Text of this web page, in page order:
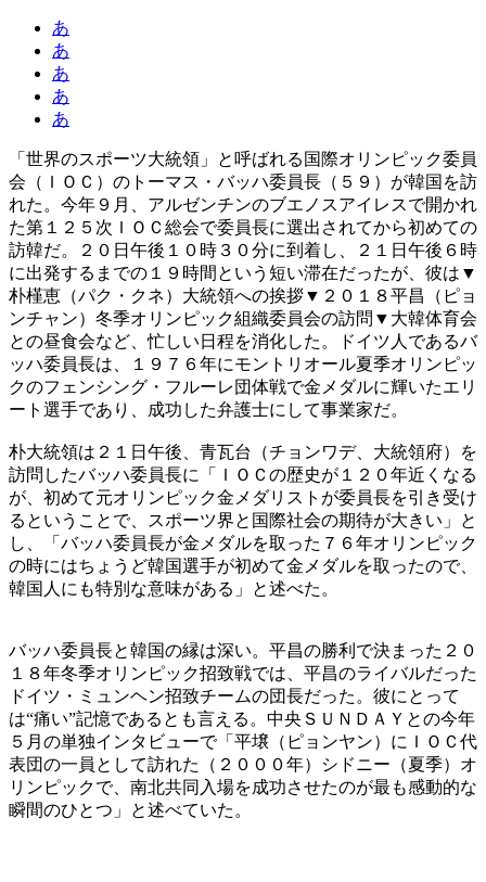
あ
あ
あ
あ
あ
「世界のスポーツ大統領」と呼ばれる国際オリンピック委員
会（ＩＯＣ）のトーマス・バッハ委員長（５９）が韓国を訪
れた。今年９月、アルゼンチンのブエノスアイレスで開かれ
た第１２５次ＩＯＣ総会で委員長に選出されてから初めての
訪韓だ。２０日午後１０時３０分に到着し、２１日午後６時
に出発するまでの１９時間という短い滞在だったが、彼は▼
朴槿恵（パク・クネ）大統領への挨拶▼２０１８平昌（ピョ
ンチャン）冬季オリンピック組織委員会の訪問▼大韓体育会
との昼食会など、忙しい日程を消化した。ドイツ人であるバ
ッハ委員長は、１９７６年にモントリオール夏季オリンピッ
クのフェンシング・フルーレ団体戦で金メダルに輝いたエリ
ート選手であり、成功した弁護士にして事業家だ。
朴大統領は２１日午後、青瓦台（チョンワデ、大統領府）を
訪問したバッハ委員長に「ＩＯＣの歴史が１２０年近くなる
が、初めて元オリンピック金メダリストが委員長を引き受け
るということで、スポーツ界と国際社会の期待が大きい」と
し、「バッハ委員長が金メダルを取った７６年オリンピック
の時にはちょうど韓国選手が初めて金メダルを取ったので、
韓国人にも特別な意味がある」と述べた。
バッハ委員長と韓国の縁は深い。平昌の勝利で決まった２０
１８年冬季オリンピック招致戦では、平昌のライバルだった
ドイツ・ミュンヘン招致チームの団長だった。彼にとって
は“痛い”記憶であるとも言える。中央ＳＵＮＤＡＹとの今年
５月の単独インタビューで「平壌（ピョンヤン）にＩＯＣ代
表団の一員として訪れた（２０００年）シドニー（夏季）オ
リンピックで、南北共同入場を成功させたのが最も感動的な
瞬間のひとつ」と述べていた。